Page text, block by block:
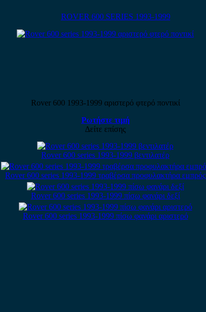
ROVER 600 SERIES 1993-1999
Rover 600 1993-1999 αριστερό φτερό ποντικί
Ρωτήστε τιμή
Δείτε επίσης
Rover 600 series 1993-1999 βεντιλατέρ
Rover 600 series 1993-1999 τραβέρσα προφυλακτήρα εμπρός
Rover 600 series 1993-1999 πίσω φανάρι δεξί
Rover 600 series 1993-1999 πίσω φανάρι αριστερό